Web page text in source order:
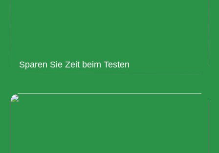
Sparen Sie Zeit beim Testen